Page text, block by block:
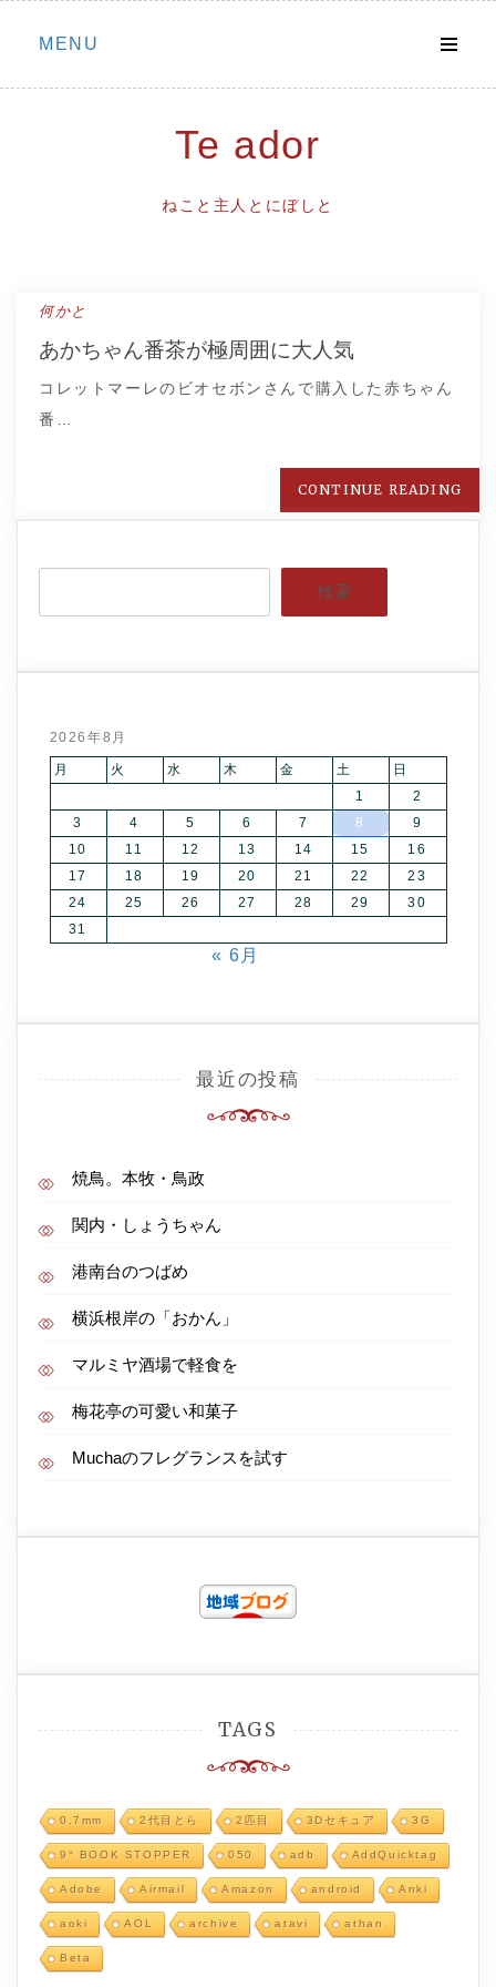
Skip
MENU
Te ador
ねこと主人とにぼしと
何かと
あかちゃん番茶が極周囲に大人気
コレットマーレのビオセボンさんで購入した赤ちゃん
番…
CONTINUE READING
検索
2026年8月
月 火 水 木 金 土
日
1
2
3
4 5 6 7 8
9
10
11 12 13 14 15
16
17
18 19 20 21 22
23
24
25 26 27 28 29
30
31
« 6月
最近の投稿
焼鳥。本牧・鳥政
関内・しょうちゃん
港南台のつばめ
横浜根岸の「おかん」
マルミヤ酒場で軽食を
梅花亭の可愛い和菓子
Muchaのフレグランスを試す
TAGS
0.7mm 2代目とら 2匹目 3Dセキュア 3G
9° BOOK STOPPER 050 adb AddQuicktag
Adobe Airmail Amazon android Anki
aoki AOL archive atavi athan
Beta